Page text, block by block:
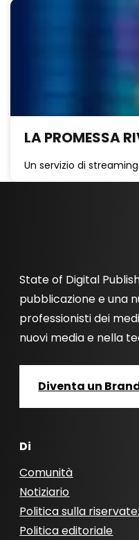
LA PROMESSA
Un servizio di
State of Digital
pubblicazione e una
professionisti dei
nuovi media e nella
Diventa un
Di
Comunità
Notiziario
Politica sulla
Politica editoriale